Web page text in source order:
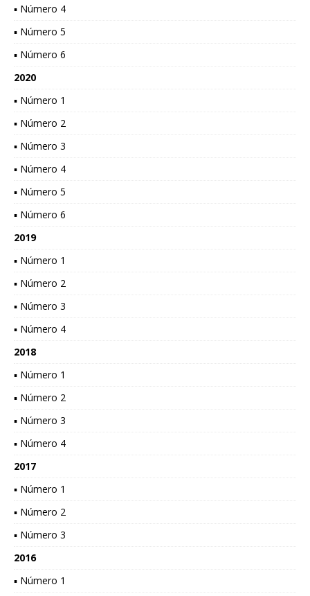
▪ Número 4
▪ Número 5
▪ Número 6
2020
▪ Número 1
▪ Número 2
▪ Número 3
▪ Número 4
▪ Número 5
▪ Número 6
2019
▪ Número 1
▪ Número 2
▪ Número 3
▪ Número 4
2018
▪ Número 1
▪ Número 2
▪ Número 3
▪ Número 4
2017
▪ Número 1
▪ Número 2
▪ Número 3
2016
▪ Número 1